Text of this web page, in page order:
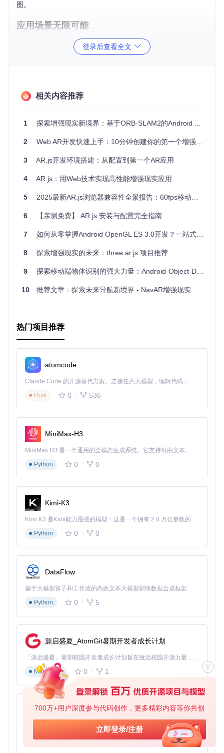
700万+用户深度参与代码创作，更多精彩内容等你共创
立即登录/注册
图。
应用场景无限可能
想象一下，在旅行中，无需频繁查看地图，只需举起手机，景
点信息、餐厅评价便直接标注在视野之中；或是工程师在户外
无缝对接。
与现实世界位置的高度准确对齐。
仪数据，实现动态调整，提供流畅的用户体验。
了然地理解和操作。
强大的技术支持文档：附带详细的技术论文和PDF指南，
即使是初学者也能快速上手开发。
Location-based for Android不仅仅是一个项目，它是探索
R技术、实践地理信息系统与移动应用融合的绝佳平台；对于
以技术之名，共同踏入这个充满无限可能的AR新时代！
AR领域的第一步，还是普通用户寻求新颖的科技体验，
ocation-based for Android
中寻找灵感，开启您的创新之旅。
登录后查看全文
相关内容推荐
1 探索增强现实新境界：基于ORB-SLAM2的Android AR应用
2 Web AR开发快速上手：10分钟创建你的第一个增强现实应用
3 AR.js开发环境搭建：从配置到第一个AR应用
4 AR.js：用Web技术实现高性能增强现实应用
5 2025最新AR.js浏览器兼容性全景报告：60fps移动体验支持清单
6 【亲测免费】 AR.js 安装与配置完全指南
7 如何从零掌握Android OpenGL ES 3.0开发？一站式实践指南
8 探索增强现实的未来：three.ar.js 项目推荐
9 探索移动端物体识别的强大力量：Android-Object-Detection
10 推荐文章：探索未来导航新境界 - NavAR增强现实定位应用
热门项目推荐
atomcode
Claude Code 的开源替代方案。连接任意大模型，编辑代码，运行命令，自动验证 — 全自动执行。用 Rust 构建，极致性能。 ｜ An open-source alternative to Claude Code. Connect any LLM, edit code, run commands, and verify changes — autonomously. Built in Rust for speed. Get Started
Rust
0 536
MiniMax-H3
MiniMax H3 是一个通用的全模态生成系统。它支持对由文本、图像、视频和音频组成的多模态上下文进行统一理解，并能生成分辨率高达 2K、时长可达 15 秒的带原生立体声音频的视频。得益于面向任务泛化的系统设计，H3 在预训练阶段就已具备广泛的多模态上下文理解与生成能力，能够出色地执行复杂的多模态指令。
Python
0 0
Kimi-K3
Kimi K3 是Kimi能力最强的模型：这是一个拥有 2.8 万亿参数的混合专家（MoE）模型，具备原生视觉理解能力，并支持 100 万 token 的上下文窗口。
Python
0 0
DataFlow
基于大模型算子和工作流的高效文本大模型训练数据合成框架
Python
0 5
源启盛夏_AtomGit暑期开发者成长计划
「源启盛夏」暑期校园开发者成长计划旨在激活校园开源力量，通过积分激励、认证扶持、资源倾斜等形式，引导高校组织和开发者完成「入驻 — 建项目 — 做贡献 — 获认证 — 得资源」的完整闭环。无论你是想带领社团入驻平台的组织者，还是希望用代码贡献证明自己的开发者，都能在这里找到属于你的成长路径。
Markdown
0 1
py-xiaozhi
基于Python的Xiaozhi AI，适用于想要完整Xiaozhi体验而无需拥有专用硬件的用户。
Python
0 1